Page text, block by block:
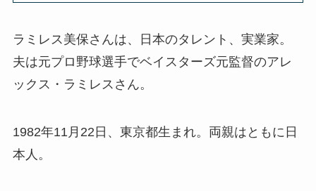
ラミレス美保さんは、日本のタレント、実業家。
夫は元プロ野球選手でベイスターズ元監督のアレ
ックス・ラミレスさん。
1982年11月22日、東京都生まれ。両親はともに日
本人。